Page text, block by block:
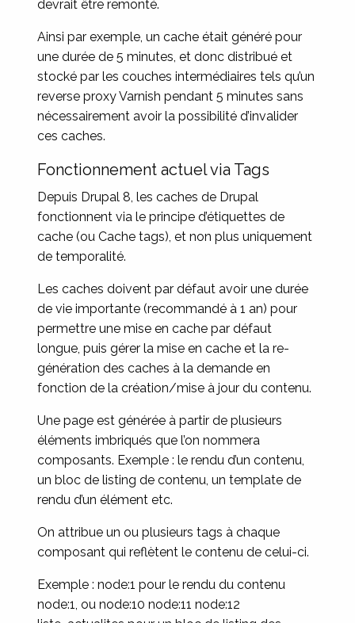
devrait être remonté.
Ainsi par exemple, un cache était généré pour
une durée de 5 minutes, et donc distribué et
stocké par les couches intermédiaires tels qu’un
reverse proxy Varnish pendant 5 minutes sans
nécessairement avoir la possibilité d’invalider
ces caches.
Fonctionnement actuel via Tags
Depuis Drupal 8, les caches de Drupal
fonctionnent via le principe d’étiquettes de
cache (ou Cache tags), et non plus uniquement
de temporalité.
Les caches doivent par défaut avoir une durée
de vie importante (recommandé à 1 an) pour
permettre une mise en cache par défaut
longue, puis gérer la mise en cache et la re-
génération des caches à la demande en
fonction de la création/mise à jour du contenu.
Une page est générée à partir de plusieurs
éléments imbriqués que l’on nommera
composants. Exemple : le rendu d’un contenu,
un bloc de listing de contenu, un template de
rendu d’un élément etc.
On attribue un ou plusieurs tags à chaque
composant qui reflètent le contenu de celui-ci.
Exemple : node:1 pour le rendu du contenu
node:1, ou node:10 node:11 node:12